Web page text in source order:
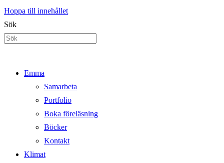
Hoppa till innehållet
Sök
Emma
Samarbeta
Portfolio
Boka föreläsning
Böcker
Kontakt
Klimat